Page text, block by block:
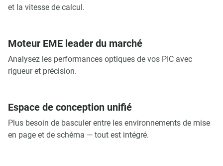
et la vitesse de calcul.
Moteur EME leader du marché
Analysez les performances optiques de vos PIC avec
rigueur et précision.
Espace de conception unifié
Plus besoin de basculer entre les environnements de mise
en page et de schéma — tout est intégré.